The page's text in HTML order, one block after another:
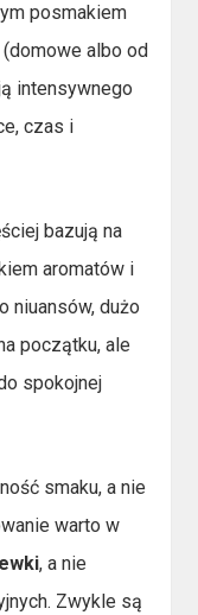
posmakiem
albo od
intensywnego
czas i
bazują na
aromatów i
niuansów, dużo
początku, ale
spokojnej
smaku, a nie
warto w
, a nie
Zwykle są